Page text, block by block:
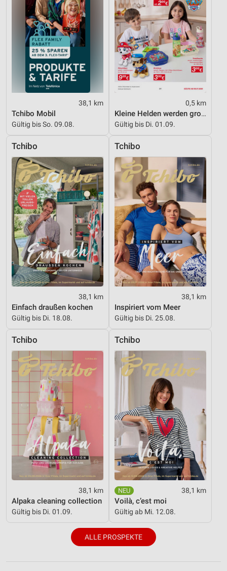
38,1 km
Tchibo Mobil
Gültig bis So. 09.08.
0,5 km
Kleine Helden werden gross
Gültig bis Di. 01.09.
Tchibo
38,1 km
Einfach draußen kochen
Gültig bis Di. 18.08.
Tchibo
38,1 km
Inspiriert vom Meer
Gültig bis Di. 25.08.
Tchibo
38,1 km
Alpaka cleaning collection
Gültig bis Di. 01.09.
Tchibo
38,1 km
Voilà, c’est moi
Gültig ab Mi. 12.08.
ALLE PROSPEKTE
Funktional
Werbung